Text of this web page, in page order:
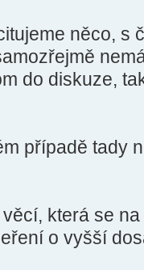
něco, s
do diskuze,
případě tady
která se
o vyšší